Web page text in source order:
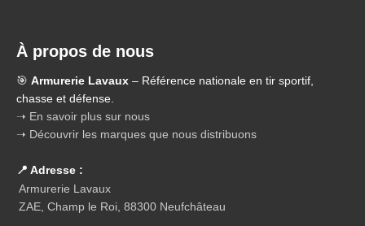
À propos de nous
🎯 Armurerie Lavaux – Référence nationale en tir sportif,
chasse et défense.
➝ En savoir plus sur nous
➝ Découvrir les marques que nous distribuons
📍 Adresse :
Armurerie Lavaux
ZAE, Champ le Roi, 88300 Neufchâteau